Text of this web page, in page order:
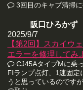
3回目のキャブ清掃
阪口ひろかず
2025/9/7
【第2回】スカイウ
エラーを修理してみ
CJ45AタイプMに乗
FIランプ点灯、1速固定
うと思っているのです